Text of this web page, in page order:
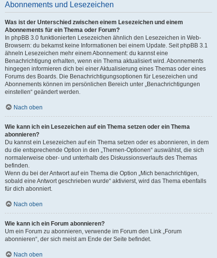
Abonnements und Lesezeichen
Was ist der Unterschied zwischen einem Lesezeichen und einem
Abonnements für ein Thema oder Forum?
In phpBB 3.0 funktionierten Lesezeichen ähnlich den Lesezeichen in Web-
Browsern: du bekamst keine Informationen bei einem Update. Seit phpBB 3.1
ähneln Lesezeichen mehr einem Abonnement: du kannst eine
Benachrichtigung erhalten, wenn ein Thema aktualisiert wird. Abonnements
hingegen informieren dich bei einer Aktualisierung eines Themas oder eines
Forums des Boards. Die Benachrichtigungsoptionen für Lesezeichen und
Abonnements können im persönlichen Bereich unter „Benachrichtigungen
einstellen“ geändert werden.
Nach oben
Wie kann ich ein Lesezeichen auf ein Thema setzen oder ein Thema
abonnieren?
Du kannst ein Lesezeichen auf ein Thema setzen oder es abonnieren, in dem
du die entsprechende Option in den „Themen-Optionen“ auswählst, die sich
normalerweise ober- und unterhalb des Diskussionsverlaufs des Themas
befinden.
Wenn du bei der Antwort auf ein Thema die Option „Mich benachrichtigen,
sobald eine Antwort geschrieben wurde“ aktivierst, wird das Thema ebenfalls
für dich abonniert.
Nach oben
Wie kann ich ein Forum abonnieren?
Um ein Forum zu abonnieren, verwende im Forum den Link „Forum
abonnieren“, der sich meist am Ende der Seite befindet.
Nach oben